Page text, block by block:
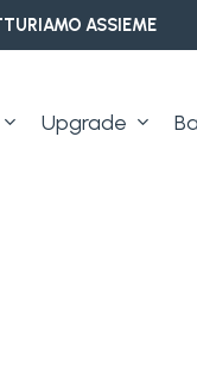
ASSIEME
Upgrade